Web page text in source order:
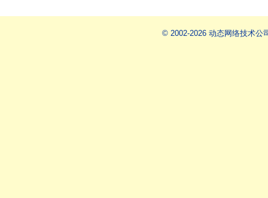
© 2002-2026 动态网络技术公